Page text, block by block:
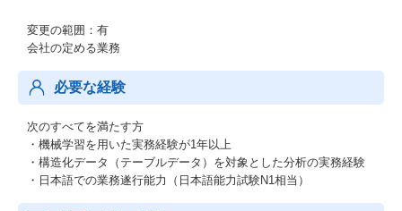
変更の範囲：有
会社の定める業務
必要な経験
次のすべてを満たす方
・機械学習を用いた実務経験が1年以上
・構造化データ（テーブルデータ）を対象とした分析の実務経験
・日本語での業務遂行能力（日本語能力試験N1相当）